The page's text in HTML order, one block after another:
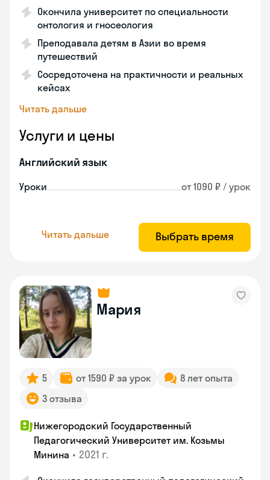
Окончила университет по специальности
онтология и гносеология
Преподавала детям в Азии во время
путешествий
Сосредоточена на практичности и реальных
кейсах
Читать дальше
Услуги и цены
Английский язык
Уроки от 1090 ₽ / урок
Читать дальше Выбрать время
Мария
5 от 1590 ₽ за урок
8 лет опыта
3 отзыва
Нижегородский Государственный
Педагогический Университет им. Козьмы
Минина • 2021 г.